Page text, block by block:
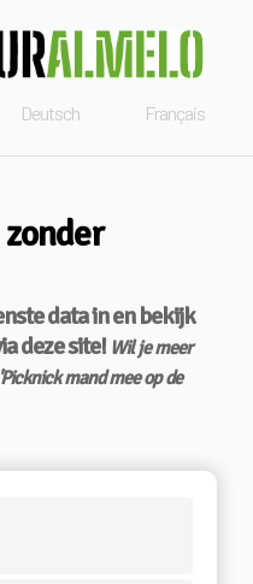
Deutsch Français
data in en bekijk
deze site! Wil je meer
mand mee op de